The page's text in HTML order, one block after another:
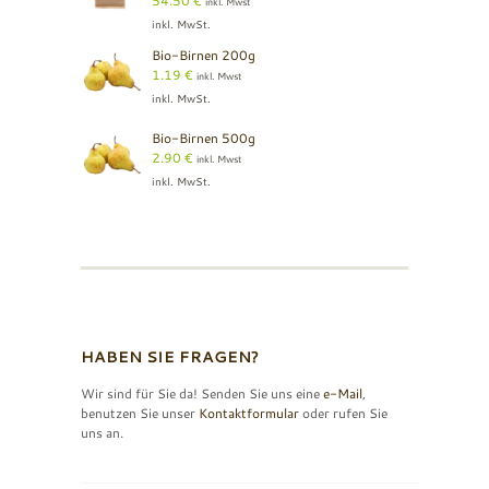
inkl. MwSt.
Bio-Birnen 200g
1.19€ inkl. Mwst
inkl. MwSt.
Bio-Birnen 500g
2.90€ inkl. Mwst
inkl. MwSt.
HABEN SIE FRAGEN?
Wir sind für Sie da! Senden Sie uns einee-Mail,
benutzen Sie unser Kontaktformularoder rufen Sie
uns an.